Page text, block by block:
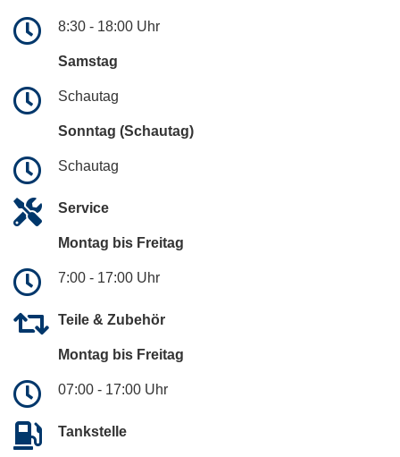
8:30 - 18:00 Uhr
Samstag
Schautag
Sonntag (Schautag)
Schautag
Service
Montag bis Freitag
7:00 - 17:00 Uhr
Teile & Zubehör
Montag bis Freitag
07:00 - 17:00 Uhr
Tankstelle